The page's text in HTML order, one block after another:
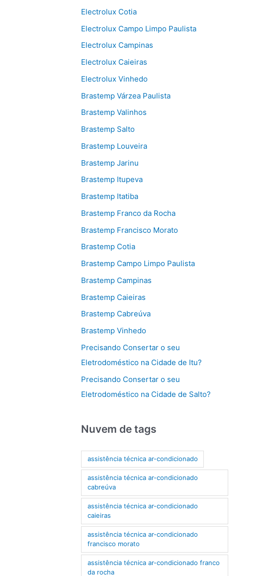
Electrolux Cotia
Electrolux Campo Limpo Paulista
Electrolux Campinas
Electrolux Caieiras
Electrolux Vinhedo
Brastemp Várzea Paulista
Brastemp Valinhos
Brastemp Salto
Brastemp Louveira
Brastemp Jarinu
Brastemp Itupeva
Brastemp Itatiba
Brastemp Franco da Rocha
Brastemp Francisco Morato
Brastemp Cotia
Brastemp Campo Limpo Paulista
Brastemp Campinas
Brastemp Caieiras
Brastemp Cabreúva
Brastemp Vinhedo
Precisando Consertar o seu
Eletrodoméstico na Cidade de Itu?
Precisando Consertar o seu
Eletrodoméstico na Cidade de Salto?
Nuvem de tags
assistência técnica ar-condicionado
assistência técnica ar-condicionado
cabreúva
assistência técnica ar-condicionado
caieiras
assistência técnica ar-condicionado
francisco morato
assistência técnica ar-condicionado franco
da rocha